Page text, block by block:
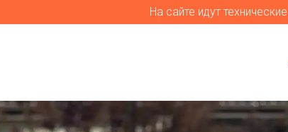
На сайте идут